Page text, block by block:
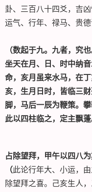
卦、三百八十四爻，吉
运气、行年、禄马、贵
（数起于九。九者，究
坐天在月、日、时中纳
命，亥月虽来水马，在
亥，生月日时，皆临三
脚，马后一辰为鞭策。
此以四柱临之，定主飘蓬
占除望拜，甲午以四八
（此论行年大、小运，
除望拜之喜。己亥生人